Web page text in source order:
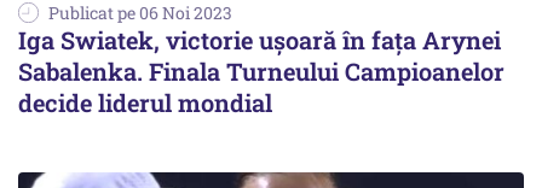
Publicat pe 06 Noi 2023
Iga Swiatek, victorie ușoară în fața Arynei
Sabalenka. Finala Turneului Campioanelor
decide liderul mondial